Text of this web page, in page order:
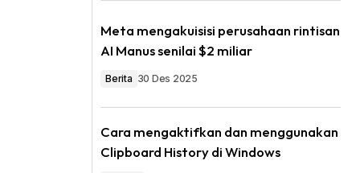
Meta mengakuisisi perusahaan rintisan
AI Manus senilai $2 miliar
Berita 30 Des 2025
Cara mengaktifkan dan menggunakan
Clipboard History di Windows